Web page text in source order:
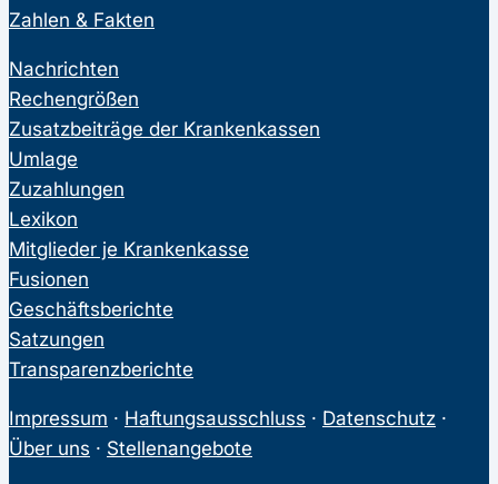
Zahlen & Fakten
Nachrichten
Rechengrößen
Zusatzbeiträge der Krankenkassen
Umlage
Zuzahlungen
Lexikon
Mitglieder je Krankenkasse
Fusionen
Geschäftsberichte
Satzungen
Transparenzberichte
Impressum · Haftungsausschluss · Datenschutz ·
Über uns · Stellenangebote